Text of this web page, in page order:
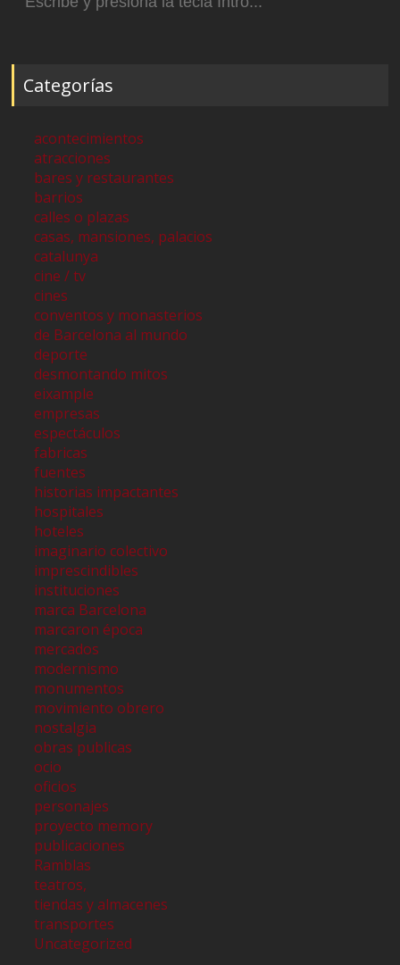
Categorías
acontecimientos
atracciones
bares y restaurantes
barrios
calles o plazas
casas, mansiones, palacios
catalunya
cine / tv
cines
conventos y monasterios
de Barcelona al mundo
deporte
desmontando mitos
eixample
empresas
espectáculos
fabricas
fuentes
historias impactantes
hospitales
hoteles
imaginario colectivo
imprescindibles
instituciones
marca Barcelona
marcaron época
mercados
modernismo
monumentos
movimiento obrero
nostalgia
obras publicas
ocio
oficios
personajes
proyecto memory
publicaciones
Ramblas
teatros,
tiendas y almacenes
transportes
Uncategorized